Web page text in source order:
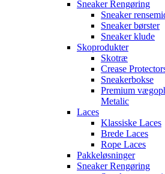
Sneaker Rengøring
Sneaker
Sneaker børster
Sneaker klude
Skoprodukter
Skotræ
Crease
Sneakerbokse
Premium
Metalic
Laces
Klassiske Laces
Brede Laces
Rope Laces
Pakkeløsninger
Sneaker Rengøring